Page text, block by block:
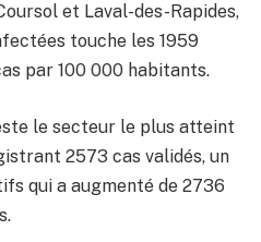
et Laval-des-Rapides,
touche les 1959
par 100 000 habitants.
le secteur le plus atteint
2573 cas validés, un
qui a augmenté de 2736